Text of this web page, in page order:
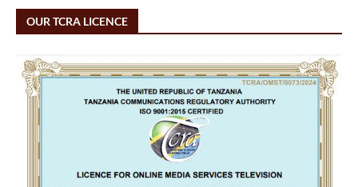
OUR TCRA LICENCE